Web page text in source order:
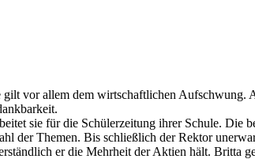
vor allem dem wirtschaftlichen Aufschwung.
sie für die Schülerzeitung ihrer Schule. Die
der Themen. Bis schließlich der Rektor
er die Mehrheit der Aktien hält. Britta